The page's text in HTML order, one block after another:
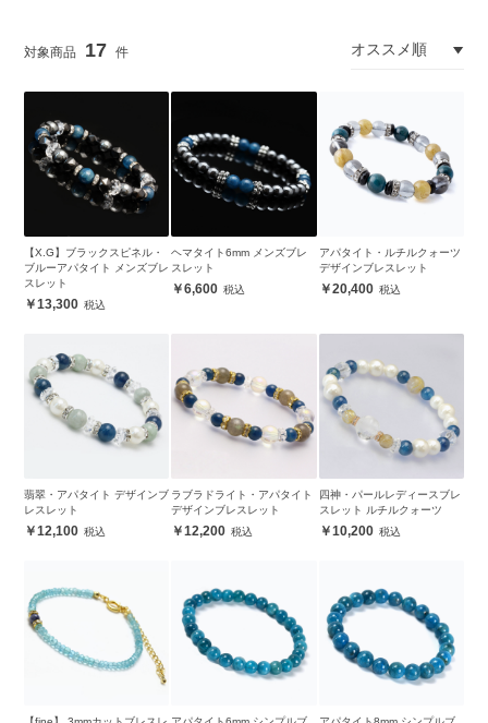
17
【X.G】ブラックスピネル・
ブルーアパタイト メンズブレ
スレット
13,300
ヘマタイト6mm メンズブレ
スレット
6,600
アパタイト・ルチルクォーツ
デザインブレスレット
20,400
翡翠・アパタイト デザインブ
レスレット
12,100
ラブラドライト・アパタイト
デザインブレスレット
12,200
四神・パールレディースブレ
スレット ルチルクォーツ
10,200